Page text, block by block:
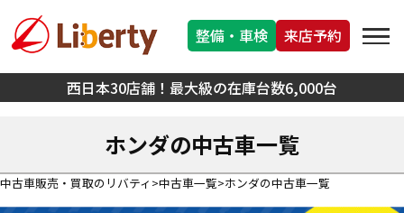
西日本30店舗！最大級の在庫台数6,000台
整備・車検 来店予約
ホンダの中古車一覧
中古車販売・買取のリバティ 中古車一覧 ホンダの中古車一覧